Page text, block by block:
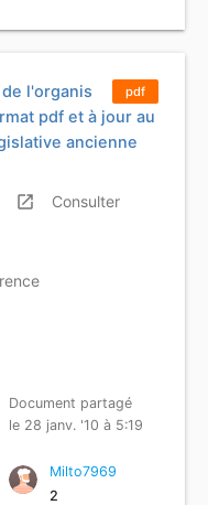
pdf
l'organis
pdf et à jour au
ancienne
launch Consulter
Document partagé
le 28 janv. '10 à 5:19
Milto7969
2